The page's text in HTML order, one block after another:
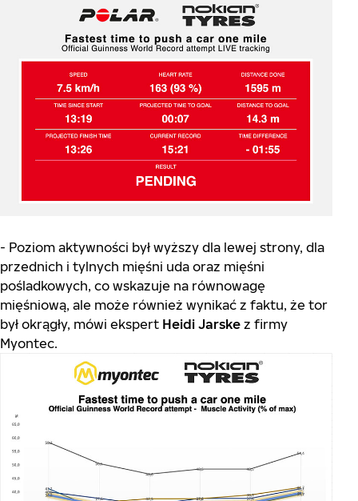
- Poziom aktywności był wyższy dla lewej strony, dla
przednich i tylnych mięśni uda oraz mięśni
pośladkowych, co wskazuje na równowagę
mięśniową, ale może również wynikać z faktu, że tor
był okrągły, mówi ekspert Heidi Jarske z firmy
Myontec.